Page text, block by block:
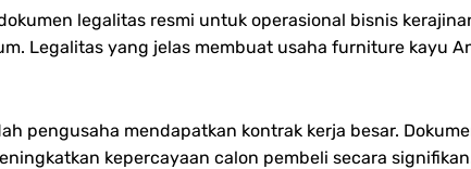
legalitas resmi untuk operasional bisnis
Legalitas yang jelas membuat usaha furniture kayu
pengusaha mendapatkan kontrak kerja besar.
kepercayaan calon pembeli secara